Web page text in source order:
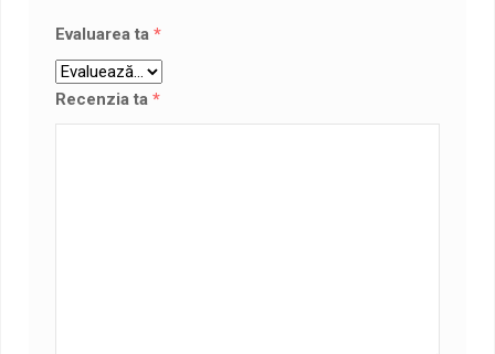
Evaluarea ta*
Recenzia ta*